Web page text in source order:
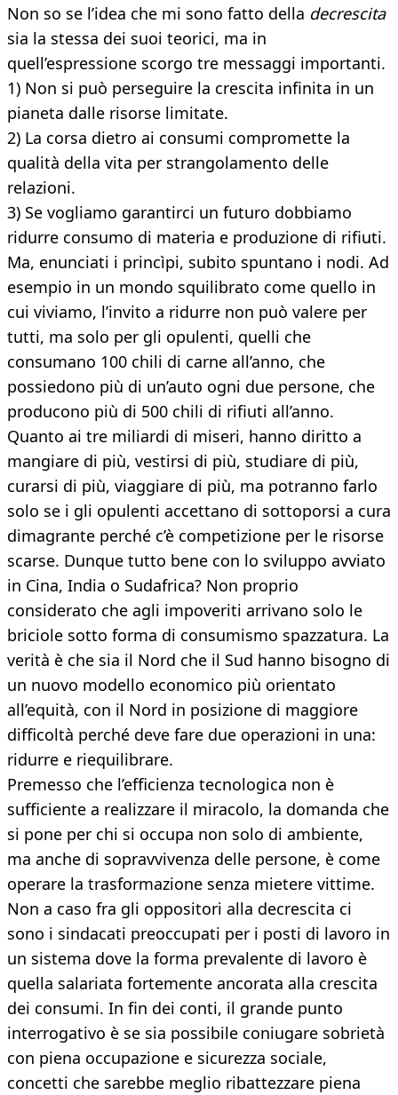
Non so se l’idea che mi sono fatto della decrescita
sia la stessa dei suoi teorici, ma in
quell’espressione scorgo tre messaggi importanti.
1) Non si può perseguire la crescita infinita in un
pianeta dalle risorse limitate.
2) La corsa dietro ai consumi compromette la
qualità della vita per strangolamento delle
relazioni.
3) Se vogliamo garantirci un futuro dobbiamo
ridurre consumo di materia e produzione di rifiuti.
Ma, enunciati i princìpi, subito spuntano i nodi. Ad
esempio in un mondo squilibrato come quello in
cui viviamo, l’invito a ridurre non può valere per
tutti, ma solo per gli opulenti, quelli che
consumano 100 chili di carne all’anno, che
possiedono più di un’auto ogni due persone, che
producono più di 500 chili di rifiuti all’anno.
Quanto ai tre miliardi di miseri, hanno diritto a
mangiare di più, vestirsi di più, studiare di più,
curarsi di più, viaggiare di più, ma potranno farlo
solo se i gli opulenti accettano di sottoporsi a cura
dimagrante perché c’è competizione per le risorse
scarse. Dunque tutto bene con lo sviluppo avviato
in Cina, India o Sudafrica? Non proprio
considerato che agli impoveriti arrivano solo le
briciole sotto forma di consumismo spazzatura. La
verità è che sia il Nord che il Sud hanno bisogno di
un nuovo modello economico più orientato
all’equità, con il Nord in posizione di maggiore
difficoltà perché deve fare due operazioni in una:
ridurre e riequilibrare.
Premesso che l’efficienza tecnologica non è
sufficiente a realizzare il miracolo, la domanda che
si pone per chi si occupa non solo di ambiente,
ma anche di sopravvivenza delle persone, è come
operare la trasformazione senza mietere vittime.
Non a caso fra gli oppositori alla decrescita ci
sono i sindacati preoccupati per i posti di lavoro in
un sistema dove la forma prevalente di lavoro è
quella salariata fortemente ancorata alla crescita
dei consumi. In fin dei conti, il grande punto
interrogativo è se sia possibile coniugare sobrietà
con piena occupazione e sicurezza sociale,
concetti che sarebbe meglio ribattezzare piena